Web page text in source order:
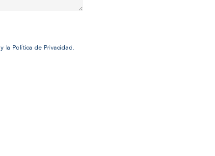
y la Política de Privacidad.